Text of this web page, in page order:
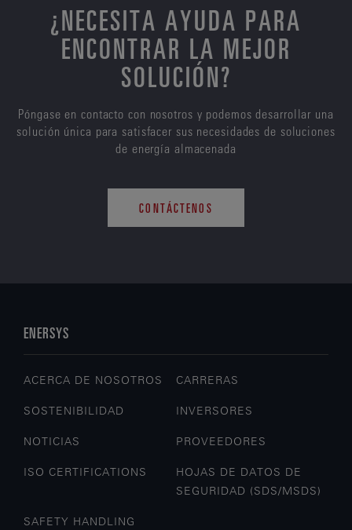
¿NECESITA AYUDA PARA
ENCONTRAR LA MEJOR
SOLUCIÓN?
Póngase en contacto con nosotros y podemos desarrollar una
solución única para satisfacer sus necesidades de soluciones
de energía almacenada
CONTÁCTENOS
ENERSYS
ACERCA DE NOSOTROS CARRERAS
SOSTENIBILIDAD INVERSORES
NOTICIAS PROVEEDORES
ISO CERTIFICATIONS
HOJAS DE DATOS DE
SEGURIDAD (SDS/MSDS)
SAFETY HANDLING